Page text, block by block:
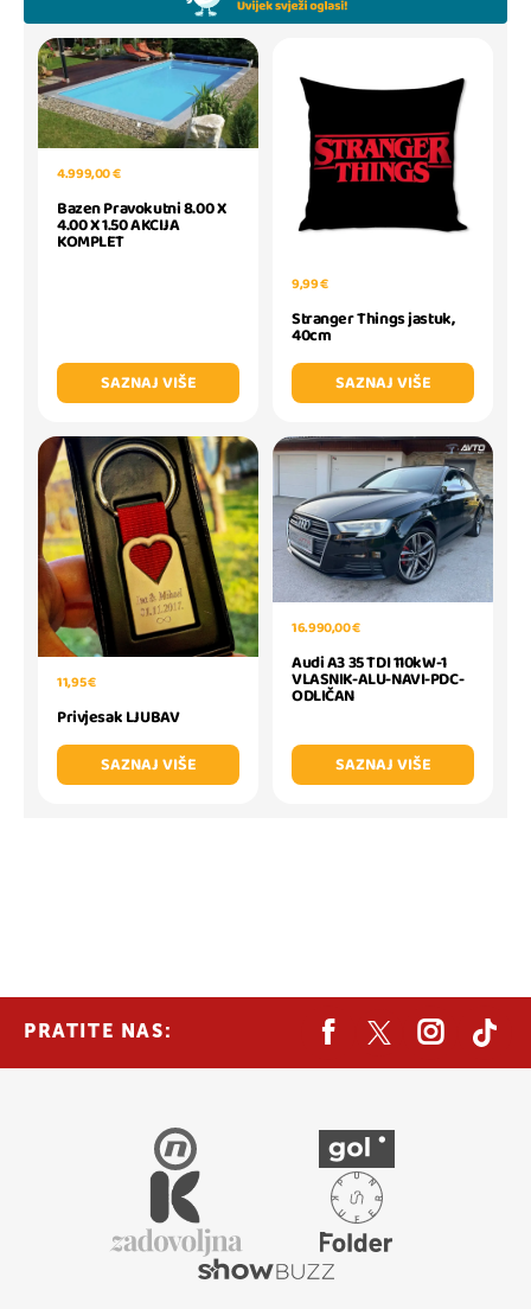
4.999,00 €
Bazen Pravokutni 8.00 X
4.00 X 1.50 AKCIJA
KOMPLET
SAZNAJ VIŠE
9,99 €
Stranger Things jastuk,
40cm
SAZNAJ VIŠE
11,95 €
Privjesak LJUBAV
SAZNAJ VIŠE
16.990,00 €
Audi A3 35 TDI 110kW-1
VLASNIK-ALU-NAVI-PDC-
ODLIČAN
SAZNAJ VIŠE
PRATITE NAS: